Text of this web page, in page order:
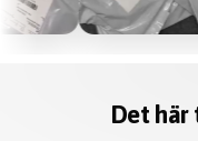
Det här